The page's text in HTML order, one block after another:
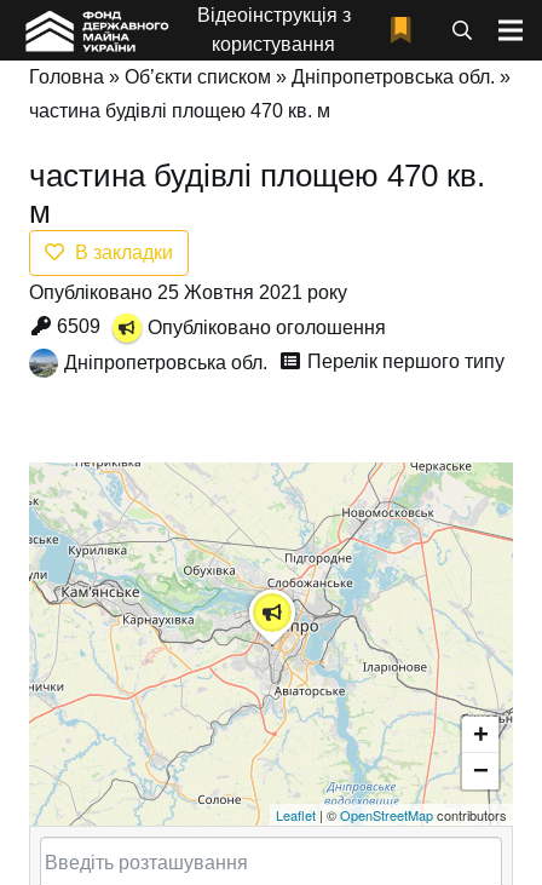
Відеоінструкція з
користування
Головна » Об’єкти списком » Дніпропетровська обл. »
частина будівлі площею 470 кв. м
частина будівлі площею 470 кв.
м
В закладки
Опубліковано 25 Жовтня 2021 року
6509
Опубліковано оголошення
Дніпропетровська обл.
Перелік першого типу
+
−
Leaflet | ©OpenStreetMapcontributors